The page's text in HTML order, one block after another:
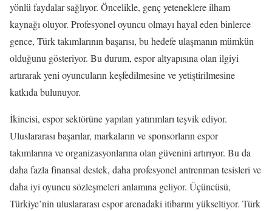
yönlü faydalar sağlıyor. Öncelikle, genç yeteneklere ilham
kaynağı oluyor. Profesyonel oyuncu olmayı hayal eden binlerce
gence, Türk takımlarının başarısı, bu hedefe ulaşmanın mümkün
olduğunu gösteriyor. Bu durum, espor altyapısına olan ilgiyi
artırarak yeni oyuncuların keşfedilmesine ve yetiştirilmesine
katkıda bulunuyor.
İkincisi, espor sektörüne yapılan yatırımları teşvik ediyor.
Uluslararası başarılar, markaların ve sponsorların espor
takımlarına ve organizasyonlarına olan güvenini artırıyor. Bu da
daha fazla finansal destek, daha profesyonel antrenman tesisleri ve
daha iyi oyuncu sözleşmeleri anlamına geliyor. Üçüncüsü,
Türkiye’nin uluslararası espor arenadaki itibarını yükseltiyor. Türk